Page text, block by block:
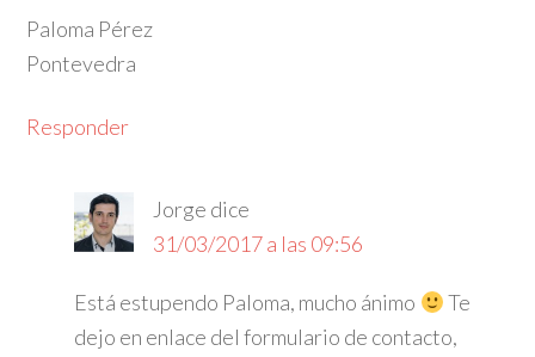
Paloma Pérez
Pontevedra
Responder
Jorge dice
31/03/2017 a las 09:56
Está estupendo Paloma, mucho ánimo
Te
dejo en enlace del formulario de contacto,